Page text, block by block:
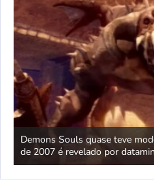
Demons Souls quase teve
de 2007 é revelado por